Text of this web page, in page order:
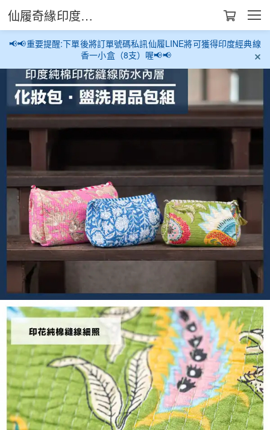
仙履奇緣印度生活館
📢📢重要提醒:下單後將訂單號碼私訊仙履LINE將可獲得印度經典線
香一小盒（8支）喔📢📢